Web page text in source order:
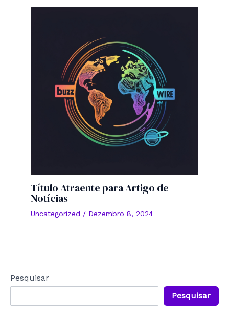
Título Atraente para Artigo de
Notícias
Uncategorized / Dezembro 8, 2024
Pesquisar
Pesquisar